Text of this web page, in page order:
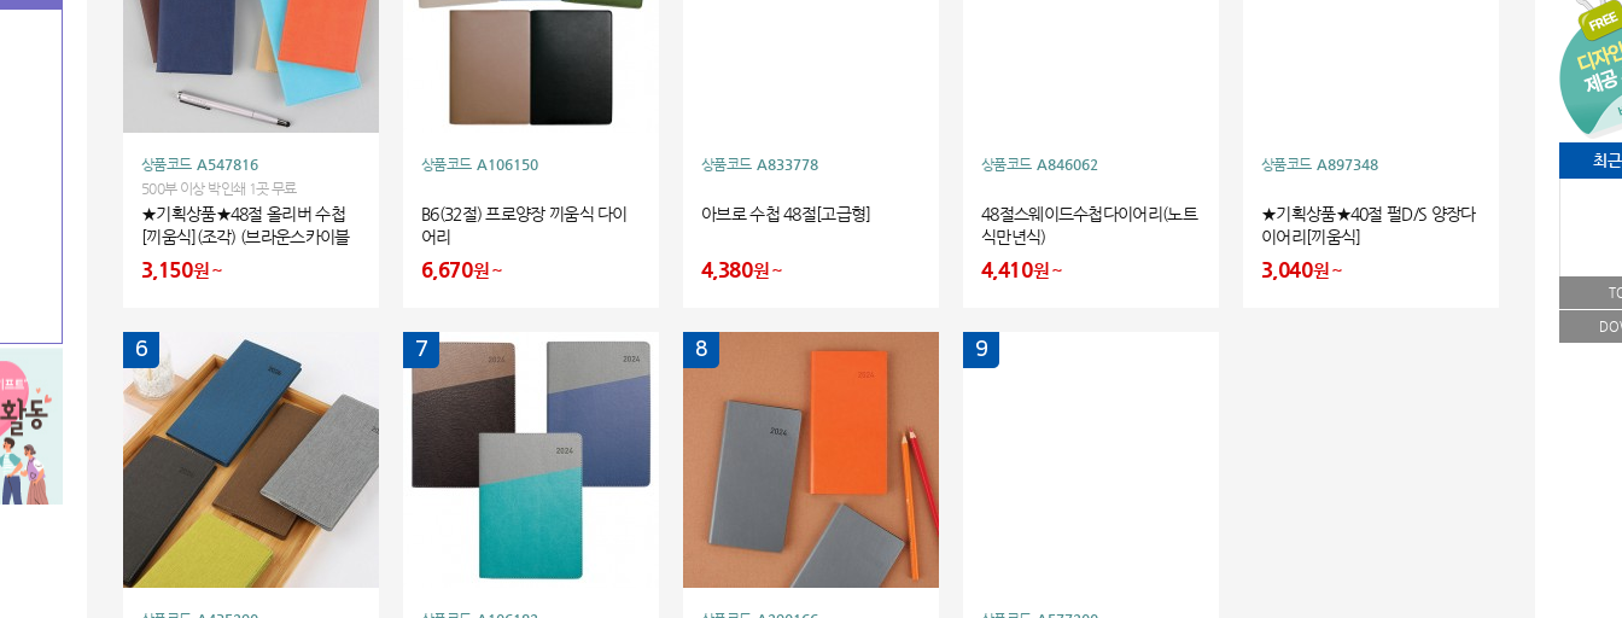
최
상품코드 A547816
500부 이상 박인쇄 1곳 무료
★기획상품★48절 올리버 수첩
[끼움식](조각) (브라운스카이블
루)
3,150원
상품코드 A106150
B6(32절) 프로양장 끼움식 다이
어리
6,670원
상품코드 A833778
아브로 수첩 48절[고급형]
4,380원
상품코드 A846062
48절스웨이드수첩다이어리(노트
식만년식)
4,410원
상품코드 A897348
★기획상품★40절 펄D/S 양장다
이어리[끼움식]
3,040원
6 7 8 9